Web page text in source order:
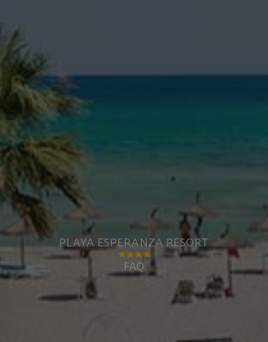
PLAYA ESPERANZA RESORT
FAQ